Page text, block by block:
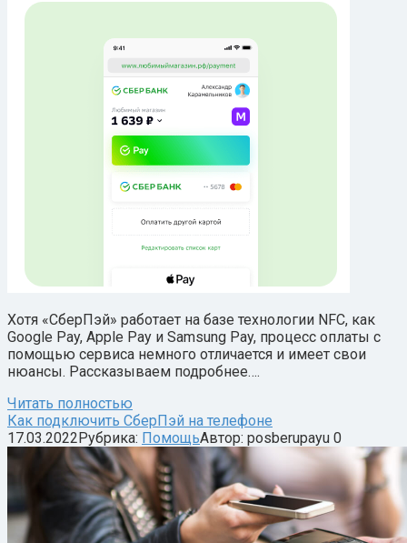
Хотя «СберПэй» работает на базе технологии NFC, как
Google Pay, Apple Pay и Samsung Pay, процесс оплаты с
помощью сервиса немного отличается и имеет свои
нюансы. Рассказываем подробнее….
Читать полностью
Как подключить СберПэй на телефоне
17.03.2022Рубрика: ПомощьАвтор: posberupayu 0